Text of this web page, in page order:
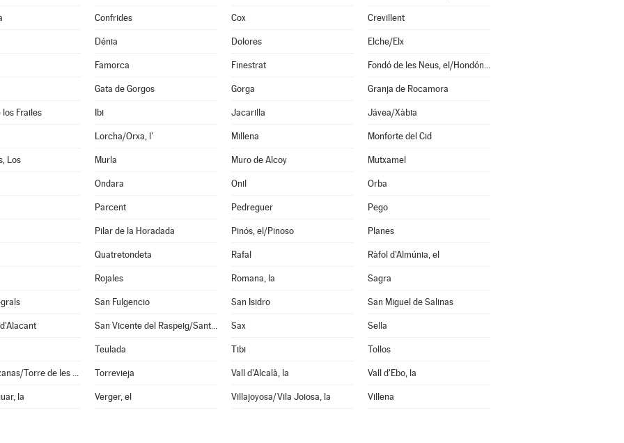
Confrides Cox Crevillent
Dénia Dolores Elche/Elx
Famorca Finestrat Fondó de les Neus, el/Hondón de las Nieves
Gata de Gorgos Gorga Granja de Rocamora
los Frailes Ibi Jacarilla Jávea/Xàbia
Lorcha/Orxa, l' Millena Monforte del Cid
Los Murla Muro de Alcoy Mutxamel
Ondara Onil Orba
Parcent Pedreguer Pego
Pilar de la Horadada Pinós, el/Pinoso Planes
Quatretondeta Rafal Ràfol d'Almúnia, el
Rojales Romana, la Sagra
San Fulgencio San Isidro San Miguel de Salinas
San Vicente del Raspeig/Sant Vicent del Raspeig Sax Sella
Teulada Tibi Tollos
Torremanzanas/Torre de les Maçanes, la Torrevieja Vall d'Alcalà, la Vall d'Ebo, la
la Verger, el Villajoyosa/Vila Joiosa, la Villena